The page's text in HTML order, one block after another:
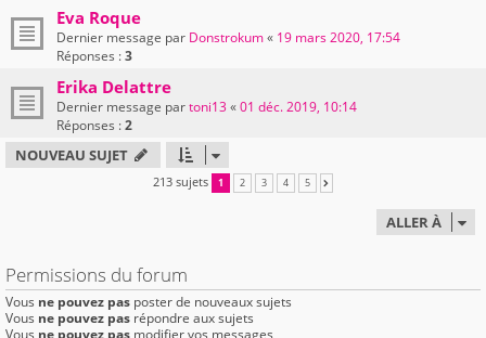
Eva Roque
Dernier message par Donstrokum« 19 mars 2020, 17:54
Réponses :3
Erika Delattre
Dernier message partoni13«01 déc. 2019, 10:14
Réponses :2
NOUVEAU SUJET
213 sujets 1 2 3 4 5
ALLER À
Permissions du forum
Vous ne pouvez pas poster de nouveaux sujets
Vous ne pouvez pas répondre aux sujets
Vous ne pouvez pas modifier vos messages